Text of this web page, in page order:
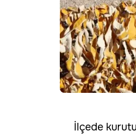
İlçede